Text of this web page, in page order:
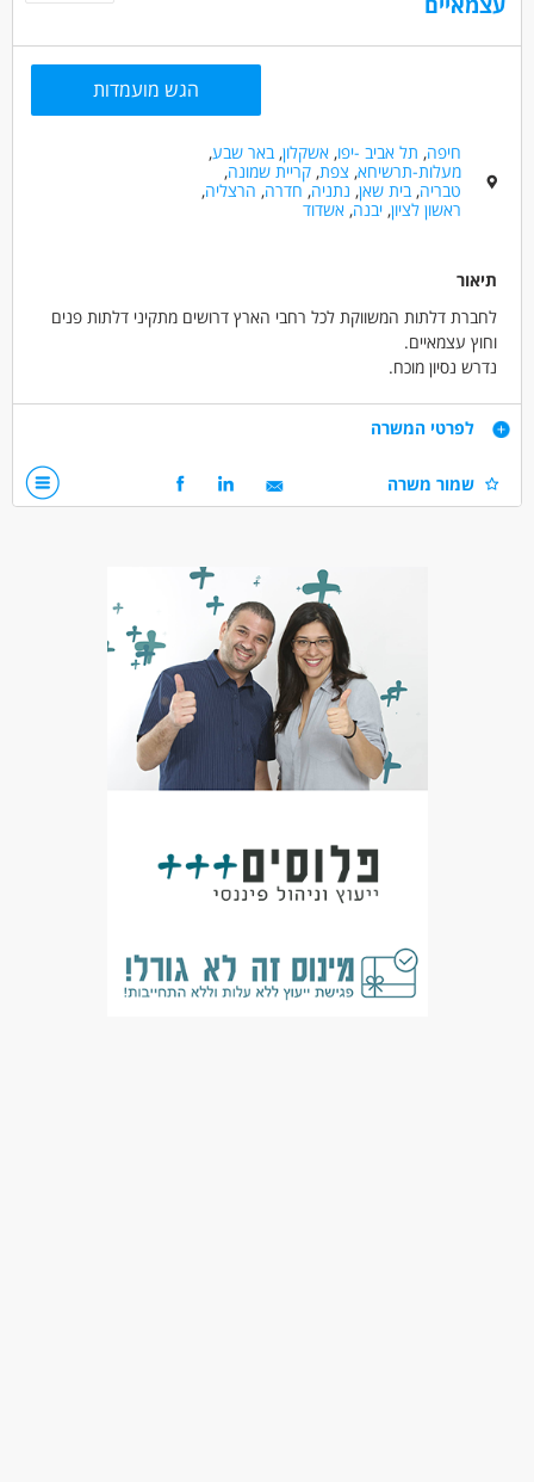
מסעדנות ובתי קפה - מארח/ת
מסעדנות ובתי קפה - מלצרים
לא נדרש ניסיון
עבודה זמנית
עבודה ללא ניסיון
עבודה ללא הכשרה
מתאים כעבודה שניה
משרה חלקית
משרה זמנית
הגש מועמדות
חיפה, תל אביב -יפו,אשקלון,באר שבע,
מעלות-תרשיחא, צפת,קריית שמונה,
טבריה,בית שאן, נתניה,חדרה, הרצליה,
ראשון לציון,יבנה,אשדוד
תיאור
לחברת דלתות המשווקת לכל רחבי הארץ דרושים מתקיני דלתות פנים
וחוץ עצמאיים.
נדרש נסיון מוכח.
דרישות
רכב וכלים
כללי /ללא הכשרה - מתקינים
לפרטי המשרה
שמור משרה